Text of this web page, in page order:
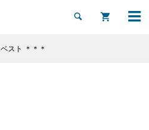
 
ベスト ＊＊＊